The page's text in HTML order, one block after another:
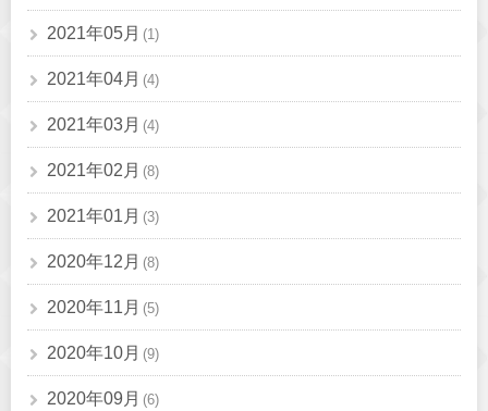
2021年05月 (1)
2021年04月 (4)
2021年03月 (4)
2021年02月 (8)
2021年01月 (3)
2020年12月 (8)
2020年11月 (5)
2020年10月 (9)
2020年09月 (6)